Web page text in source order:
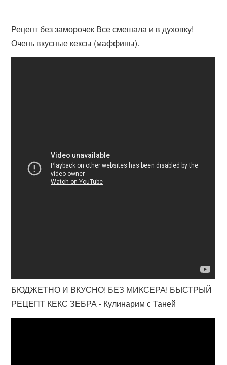
Рецепт без заморочек Все смешала и в духовку!
Очень вкусные кексы (маффины).
БЮДЖЕТНО И ВКУСНО! БЕЗ МИКСЕРА! БЫСТРЫЙ
РЕЦЕПТ КЕКС ЗЕБРА - Кулинарим с Таней